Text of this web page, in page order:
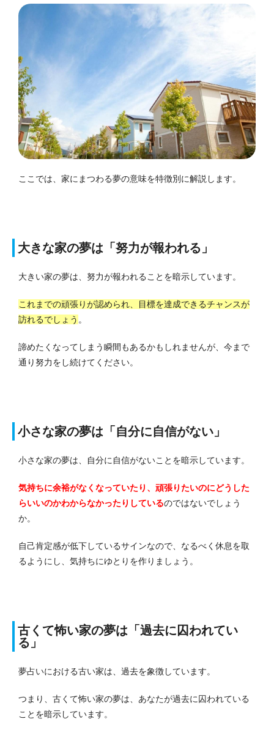
ここでは、家にまつわる夢の意味を特徴別に解説します。
大きな家の夢は「努力が報われる」
大きい家の夢は、努力が報われることを暗示しています。
これまでの頑張りが認められ、目標を達成できるチャンスが
訪れるでしょう 。
諦めたくなってしまう瞬間もあるかもしれませんが、今まで
通り努力をし続けてください。
小さな家の夢は「自分に自信がない」
小さな家の夢は、自分に自信がないことを暗示しています。
気持ちに余裕がなくなっていたり、頑張りたいのにどうした
らいいのかわからなかったりしているのではないでしょう
か。
自己肯定感が低下しているサインなので、なるべく休息を取
るようにし、気持ちにゆとりを作りましょう。
古くて怖い家の夢は「過去に囚われてい
る」
夢占いにおける古い家は、過去を象徴しています。
つまり、古くて怖い家の夢は、あなたが過去に囚われている
ことを暗示しています。